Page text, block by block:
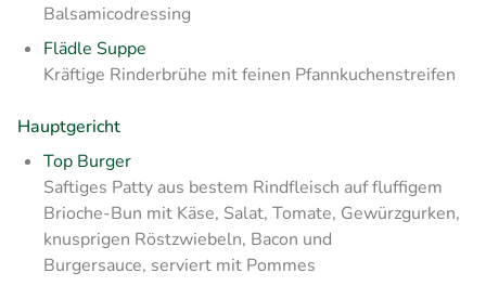
Balsamicodressing
Flädle Suppe
Kräftige Rinderbrühe mit feinen Pfannkuchenstreifen
Hauptgericht
Top Burger
Saftiges Patty aus bestem Rindfleisch auf fluffigem
Brioche-Bun mit Käse, Salat, Tomate, Gewürzgurken,
knusprigen Röstzwiebeln, Bacon und
Burgersauce, serviert mit Pommes